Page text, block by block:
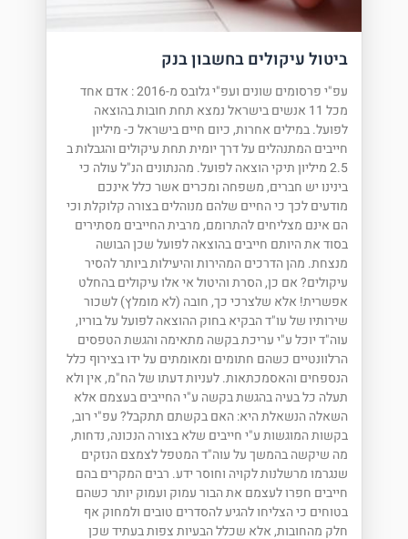
ביטול עיקולים בחשבון בנק
עפ"י פרסומים שונים ועפ"י גלובס מ-2016 : אדם אחד
מכל 11 אנשים בישראל נמצא תחת חובות בהוצאה
לפועל. במילים אחרות, כיום חיים בישראל כ- מיליון
חייבים המתנהלים על דרך יומית תחת עיקולים והגבלות ב
2.5 מיליון תיקי הוצאה לפועל. מהנתונים הנ"ל עולה כי
בינינו יש חברים, משפחה ומכרים אשר כלל אינכם
מודעים לכך כי החיים שלהם מנוהלים בצורה קלוקלת וכי
הם אינם מצליחים להתרומם, מרבית החייבים מסתירים
בסוד את היותם חייבים בהוצאה לפועל שכן הבושה
מנצחת. מהן הדרכים המהירות והיעילות ביותר להסיר
עיקולים? אם כן, הסרת והיטול אי אלו עיקולים בהחלט
אפשרית! אלא שלצרכי כך, חובה (לא מומלץ) לשכור
שירותיו של עו"ד הבקיא בחוק ההוצאה לפועל על בוריו,
עוה"ד יוכל ע"י עריכת בקשה מתאימה והגשת הטפסים
הרלוונטיים כשהם חתומים ומאומתים על ידו בצירוף כלל
הנספחים והאסמכתאות. לעניות דעתו של הח"מ, אין ולא
תעלה כל בעיה בהגשת בקשה ע"י החייבים בעצמם אלא
השאלה הנשאלת היא: האם בקשתם תתקבל? עפ"י רוב,
בקשות המוגשות ע"י חייבים שלא בצורה הנכונה, נדחות,
מה שיקשה בהמשך על עוה"ד המטפל לצמצם הנזקים
שנגרמו מרשלנות לקויה וחוסר ידע. רבים המקרים בהם
חייבים חפרו לעצמם את הבור עמוק ועמוק יותר כשהם
בטוחים כי הצליחו להגיע להסדרים טובים ולמחוק אף
חלק מהחובות, אלא שכלל הבעיות צפות בעתיד שכן